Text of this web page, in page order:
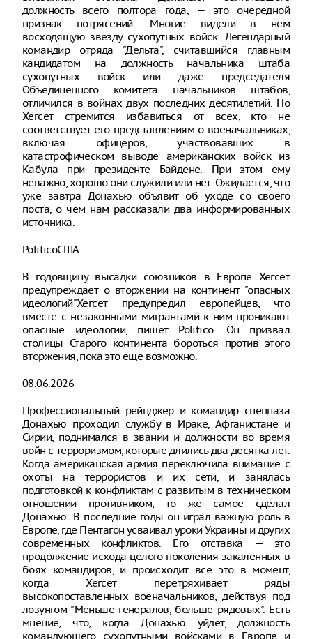
должность всего полтора года, — это очередной
признак потрясений. Многие видели в нем
восходящую звезду сухопутных войск. Легендарный
командир отряда "Дельта", считавшийся главным
кандидатом на должность начальника штаба
сухопутных войск или даже председателя
Объединенного комитета начальников штабов,
отличился в войнах двух последних десятилетий. Но
Хегсет стремится избавиться от всех, кто не
соответствует его представлениям о военачальниках,
включая офицеров, участвовавших в
катастрофическом выводе американских войск из
Кабула при президенте Байдене. При этом ему
неважно, хорошо они служили или нет. Ожидается, что
уже завтра Донахью объявит об уходе со своего
поста, о чем нам рассказали два информированных
источника.
PoliticoСША
В годовщину высадки союзников в Европе Хегсет
предупреждает о вторжении на континент "опасных
идеологий"Хегсет предупредил европейцев, что
вместе с незаконными мигрантами к ним проникают
опасные идеологии, пишет Politico. Он призвал
столицы Старого континента бороться против этого
вторжения, пока это еще возможно.
08.06.2026
Профессиональный рейнджер и командир спецназа
Донахью проходил службу в Ираке, Афганистане и
Сирии, поднимался в звании и должности во время
войн с терроризмом, которые длились два десятка лет.
Когда американская армия переключила внимание с
охоты на террористов и их сети, и занялась
подготовкой к конфликтам с развитым в техническом
отношении противником, то же самое сделал
Донахью. В последние годы он играл важную роль в
Европе, где Пентагон усваивал уроки Украины и других
современных конфликтов. Его отставка — это
продолжение исхода целого поколения закаленных в
боях командиров, и происходит все это в момент,
когда Хегсет перетряхивает ряды
высокопоставленных военачальников, действуя под
лозунгом "Меньше генералов, больше рядовых". Есть
мнение, что, когда Донахью уйдет, должность
командующего сухопутными войсками в Европе и